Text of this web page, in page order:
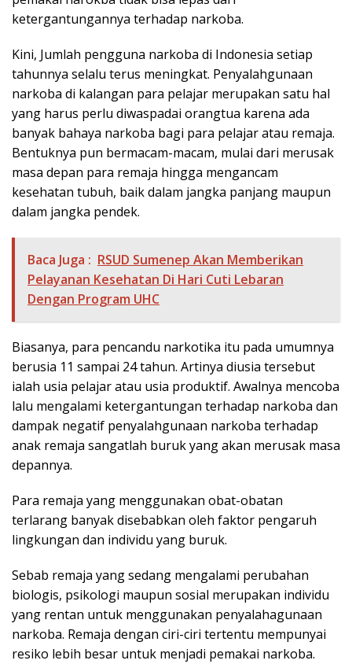
ketergantungannya terhadap narkoba.
Kini, Jumlah pengguna narkoba di Indonesia setiap
tahunnya selalu terus meningkat. Penyalahgunaan
narkoba di kalangan para pelajar merupakan satu hal
yang harus perlu diwaspadai orangtua karena ada
banyak bahaya narkoba bagi para pelajar atau remaja.
Bentuknya pun bermacam-macam, mulai dari merusak
masa depan para remaja hingga mengancam
kesehatan tubuh, baik dalam jangka panjang maupun
dalam jangka pendek.
Baca Juga : RSUD Sumenep Akan Memberikan
Pelayanan Kesehatan Di Hari Cuti Lebaran
Dengan Program UHC
Biasanya, para pencandu narkotika itu pada umumnya
berusia 11 sampai 24 tahun. Artinya diusia tersebut
ialah usia pelajar atau usia produktif. Awalnya mencoba
lalu mengalami ketergantungan terhadap narkoba dan
dampak negatif penyalahgunaan narkoba terhadap
anak remaja sangatlah buruk yang akan merusak masa
depannya.
Para remaja yang menggunakan obat-obatan
terlarang banyak disebabkan oleh faktor pengaruh
lingkungan dan individu yang buruk.
Sebab remaja yang sedang mengalami perubahan
biologis, psikologi maupun sosial merupakan individu
yang rentan untuk menggunakan penyalahagunaan
narkoba. Remaja dengan ciri-ciri tertentu mempunyai
resiko lebih besar untuk menjadi pemakai narkoba.